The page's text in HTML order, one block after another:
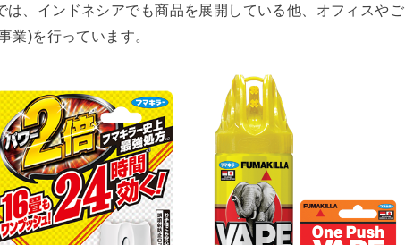
は、インドネシアでも商品を展開している他、オフィスやご
業)を行っています。